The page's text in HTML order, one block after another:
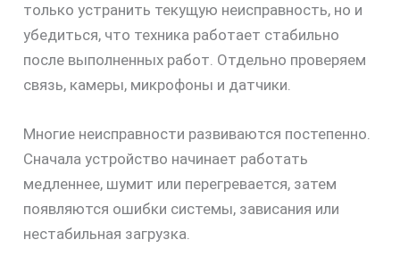
только устранить текущую неисправность, но и
убедиться, что техника работает стабильно
после выполненных работ. Отдельно проверяем
связь, камеры, микрофоны и датчики.
Многие неисправности развиваются постепенно.
Сначала устройство начинает работать
медленнее, шумит или перегревается, затем
появляются ошибки системы, зависания или
нестабильная загрузка.